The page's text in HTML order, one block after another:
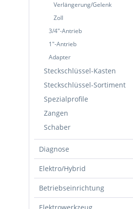
Verlängerung/Gelenk
Zoll
3/4"-Antrieb
1"-Antrieb
Adapter
Steckschlüssel-Kasten
Steckschlüssel-Sortiment
Spezialprofile
Zangen
Schaber
Diagnose
Elektro/Hybrid
Betriebseinrichtung